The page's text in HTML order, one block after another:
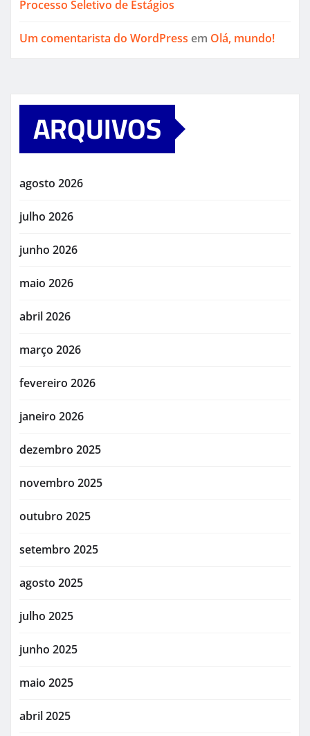
Processo Seletivo de Estágios
Um comentarista do WordPress em Olá, mundo!
ARQUIVOS
agosto 2026
julho 2026
junho 2026
maio 2026
abril 2026
março 2026
fevereiro 2026
janeiro 2026
dezembro 2025
novembro 2025
outubro 2025
setembro 2025
agosto 2025
julho 2025
junho 2025
maio 2025
abril 2025